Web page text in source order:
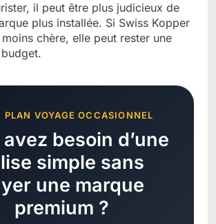
il peut être plus judicieux de
plus installée. Si Swiss Kopper
chère, elle peut rester une
PLAN VOYAGE OCCASIONNEL
besoin d’une
simple sans
une marque
premium ?